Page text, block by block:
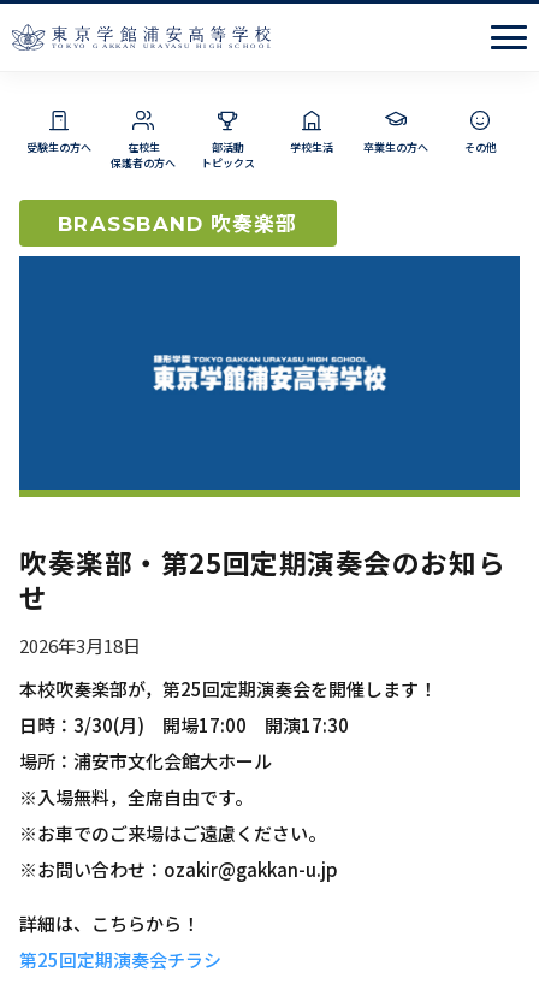
BRASSBAND 吹奏楽部
吹奏楽部・第25回定期演奏会のお知ら
せ
2026年3月18日
本校吹奏楽部が，第25回定期演奏会を開催します！
日時：3/30(月) 開場17:00 開演17:30
場所：浦安市文化会館大ホール
※入場無料，全席自由です。
※お車でのご来場はご遠慮ください。
※お問い合わせ：ozakir@gakkan-u.jp
詳細は、こちらから！
第25回定期演奏会チラシ
受験生の方へ
在校生
保護者の方へ
部活動
トピックス
学校生活 卒業生の方へ その他